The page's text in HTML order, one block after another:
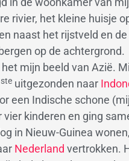
rivier, het kleine huisje
naast het rijstveld en de
op de achtergrond.
mijn beeld van Azië.
ste uitgezonden naar
een Indische schone
vier kinderen en ging
in Nieuw-Guinea
Nederland vertrokken.